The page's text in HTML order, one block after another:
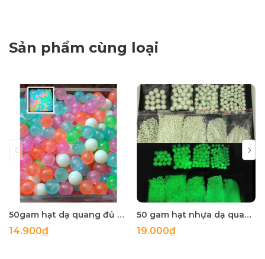
Sản phẩm cùng loại
50gam hạt dạ quang đủ màu 6mm, 8mm, 10mm, 12mm, hạt nhựa tròn
14.900₫
50 gam hạt nhựa dạ quang tròn đủ size 4mm, 5mm, 6mm, 8mm, 10mm, 12mm, 14mm, 16mm ,18mm , 10mm, 22mm, 25mm
19.000₫